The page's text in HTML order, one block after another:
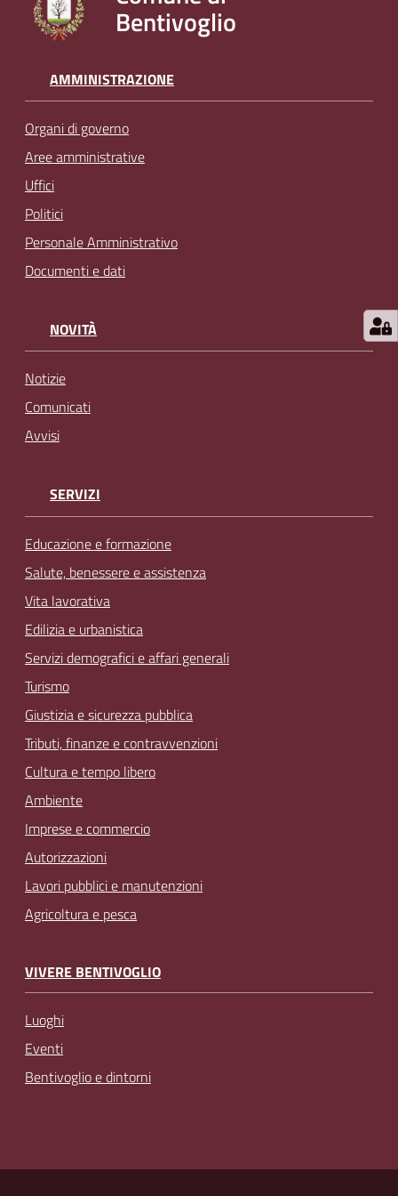
Tutti
gli
Seguici
su
Bentivoglio
AMMINISTRAZIONE
Organi di governo
Aree amministrative
Uffici
Politici
Personale Amministrativo
Documenti e dati
NOVITÀ
Notizie
Comunicati
Avvisi
SERVIZI
Educazione e formazione
Salute, benessere e assistenza
Vita lavorativa
Edilizia e urbanistica
Servizi demografici e affari generali
Turismo
Giustizia e sicurezza pubblica
Tributi, finanze e contravvenzioni
Cultura e tempo libero
Ambiente
Imprese e commercio
Autorizzazioni
Lavori pubblici e manutenzioni
Agricoltura e pesca
VIVERE BENTIVOGLIO
Luoghi
Eventi
Bentivoglio e dintorni